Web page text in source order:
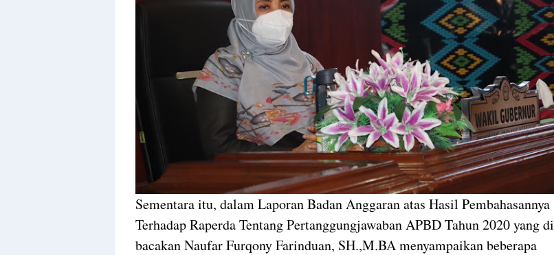
Sementara itu, dalam Laporan Badan Anggaran atas Hasil Pembahasannya
Terhadap Raperda Tentang Pertanggungjawaban APBD Tahun 2020 yang di
bacakan Naufar Furqony Farinduan, SH.,M.BA menyampaikan beberapa